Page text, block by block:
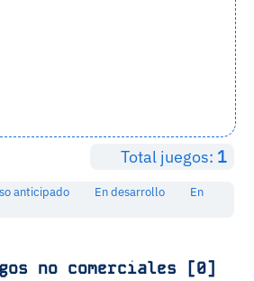
Total juegos: 1
anticipado En desarrollo
En
no comerciales [0]